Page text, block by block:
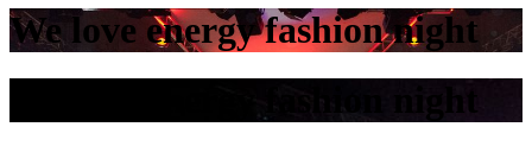
We love energy fashion night
We love energy fashion night